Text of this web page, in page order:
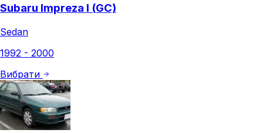
Subaru Impreza I (GC)
Sedan
1992 - 2000
Вибрати